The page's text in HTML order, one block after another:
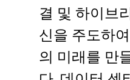
결 및 하이브
신을 주도하
의 미래를 만